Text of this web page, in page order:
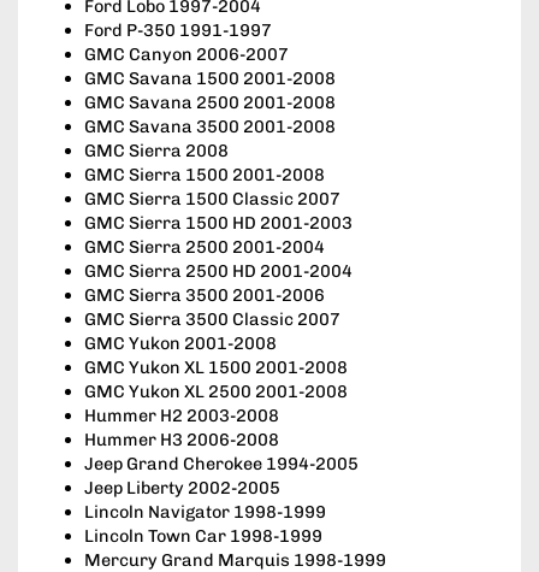
Ford Lobo 1997-2004
Ford P-350 1991-1997
GMC Canyon 2006-2007
GMC Savana 1500 2001-2008
GMC Savana 2500 2001-2008
GMC Savana 3500 2001-2008
GMC Sierra 2008
GMC Sierra 1500 2001-2008
GMC Sierra 1500 Classic 2007
GMC Sierra 1500 HD 2001-2003
GMC Sierra 2500 2001-2004
GMC Sierra 2500 HD 2001-2004
GMC Sierra 3500 2001-2006
GMC Sierra 3500 Classic 2007
GMC Yukon 2001-2008
GMC Yukon XL 1500 2001-2008
GMC Yukon XL 2500 2001-2008
Hummer H2 2003-2008
Hummer H3 2006-2008
Jeep Grand Cherokee 1994-2005
Jeep Liberty 2002-2005
Lincoln Navigator 1998-1999
Lincoln Town Car 1998-1999
Mercury Grand Marquis 1998-1999